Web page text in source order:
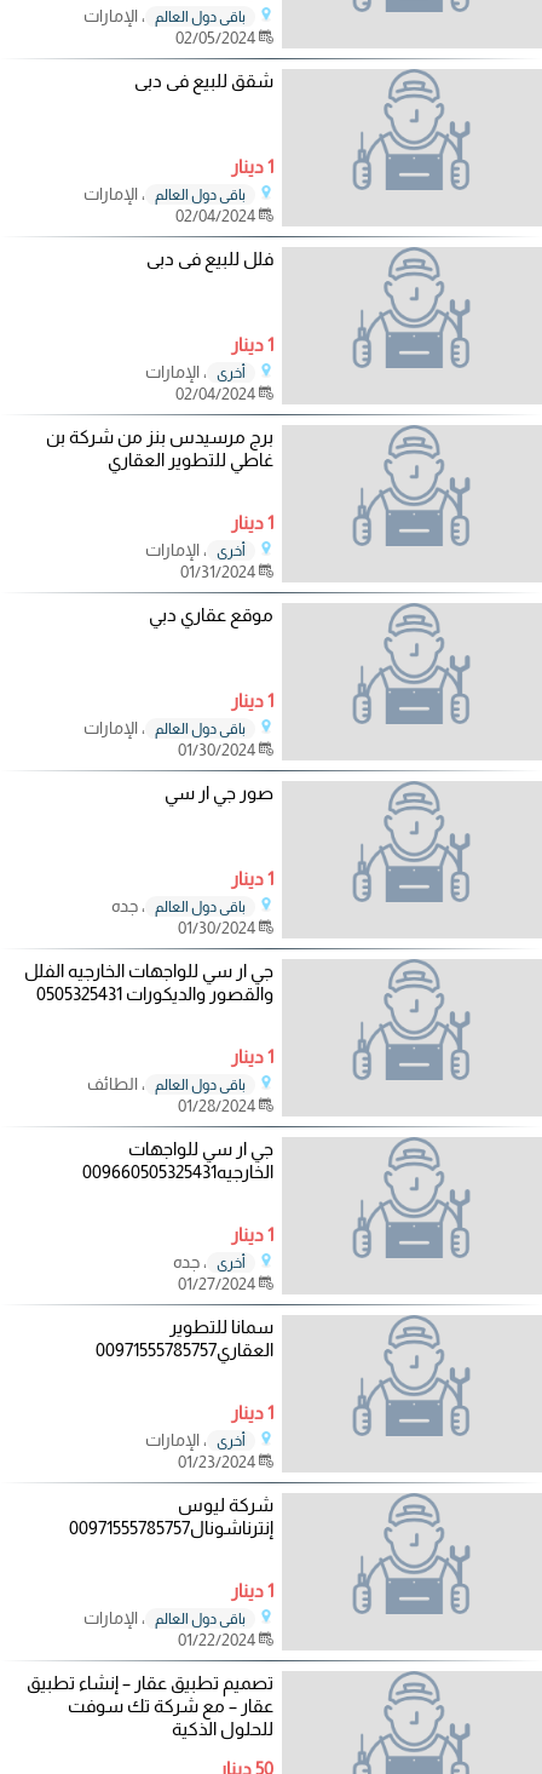
باقي دول العالم
، الإمارات
02/05/2024
شقق للبيع فى دبى
1 دينار
باقي دول العالم
، الإمارات
02/04/2024
فلل للبيع فى دبى
1 دينار
أخرى
، الإمارات
02/04/2024
برج مرسيدس بنز من شركة بن
غاطي للتطوير العقاري
1 دينار
أخرى
، الإمارات
01/31/2024
موقع عقاري دبي
1 دينار
باقي دول العالم
، الإمارات
01/30/2024
صور جي ار سي
1 دينار
باقي دول العالم
، جده
01/30/2024
جي ار سي للواجهات الخارجيه الفلل
والقصور والديكورات 0505325431
1 دينار
باقي دول العالم
، الطائف
01/28/2024
جي ار سي للواجهات
الخارجيه009660505325431
1 دينار
أخرى
، جده
01/27/2024
سمانا للتطوير
العقاري00971555785757
1 دينار
أخرى
، الإمارات
01/23/2024
شركة ليوس
إنترناشونال00971555785757
1 دينار
باقي دول العالم
، الإمارات
01/22/2024
تصميم تطبيق عقار – إنشاء تطبيق
عقار – مع شركة تك سوفت
للحلول الذكية
50 دينار